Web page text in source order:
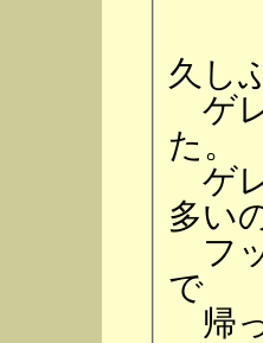
久し
ゲ
た。
ゲ
多い
フ
で
帰